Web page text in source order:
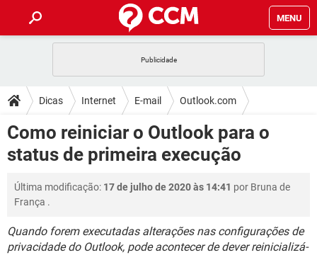
MENU
CELULAR FACEBOOK
OUTLOOK EXCEL
INSTAGRAM GMAIL
DICAS
JOGOS
CELULAR FACEBOOK
INSTAGRAM GMAIL
DOWNLOADS
JOGOS WHATSAPP
OUTLOOK
INSTAGRAM GMAIL
GUIA DE COMPRAS
FÓRUM
JOGOS WHATSAPP
OUTLOOK EXCEL
GLOSSÁRIO
JOGOS WHATSAPP
CELULAR FACEBOOK
Dicas Internet E-mail Outlook.com
Como reiniciar o Outlook para o
status de primeira execução
Última modificação: 17 de julho de 2020 às 14:41 por Bruna de
França .
Quando forem executadas alterações nas configurações de
privacidade do Outlook, pode acontecer de dever reinicializá-